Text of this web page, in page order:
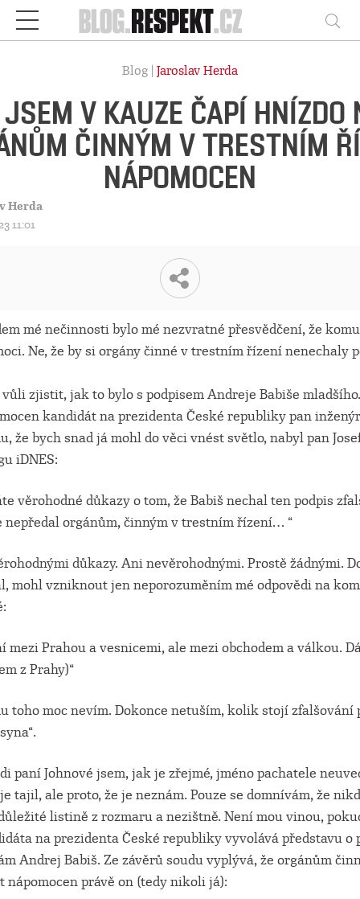
Respekt
Blog | Jaroslav Herda
V KAUZE ČAPÍ HNÍZDO
ČINNÝM V TRESTNÍM
NÁPOMOCEN
Herda
11:01
mé nečinnosti bylo mé nezvratné přesvědčení, že
Ne, že by si orgány činné v trestním řízení nenechaly
zjistit, jak to bylo s podpisem Andreje Babiše
kandidát na prezidenta České republiky pan
že bych snad já mohl do věci vnést světlo, nabyl pan
iDNES:
věrohodné důkazy o tom, že Babiš nechal ten podpis
nepředal orgánům, činným v trestním řízení… “
důkazy. Ani nevěrohodnými. Prostě žádnými.
mohl vzniknout jen neporozuměním mé odpovědi na
mezi Prahou a vesnicemi, ale mezi obchodem a válkou.
z Prahy)“
toho moc nevím. Dokonce netuším, kolik stojí zfalšování
paní Johnové jsem, jak je zřejmé, jméno pachatele
tajil, ale proto, že je neznám. Pouze se domnívám, že
listině z rozmaru a nezištně. Není mou vinou,
na prezidenta České republiky vyvolává představu o
Andrej Babiš. Ze závěrů soudu vyplývá, že orgánům
nápomocen právě on (tedy nikoli já):